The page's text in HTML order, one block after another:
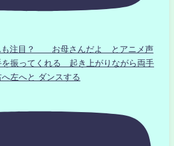
も注目？ お母さんだよ とアニメ声
を振ってくれる 起き上がりながら両手
左へと ダンスする